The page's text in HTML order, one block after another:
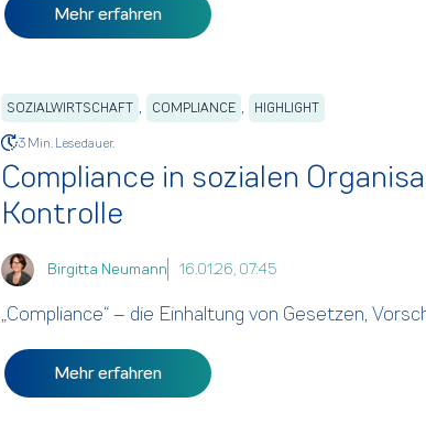
Mehr erfahren
SOZIALWIRTSCHAFT , COMPLIANCE , HIGHLIGHT
3 Min. Lesedauer.
Compliance in sozialen
Kontrolle
Birgitta Neumann 16.01.26, 07:45
„Compliance“ – die Einhaltung von Gesetzen,
Mehr erfahren